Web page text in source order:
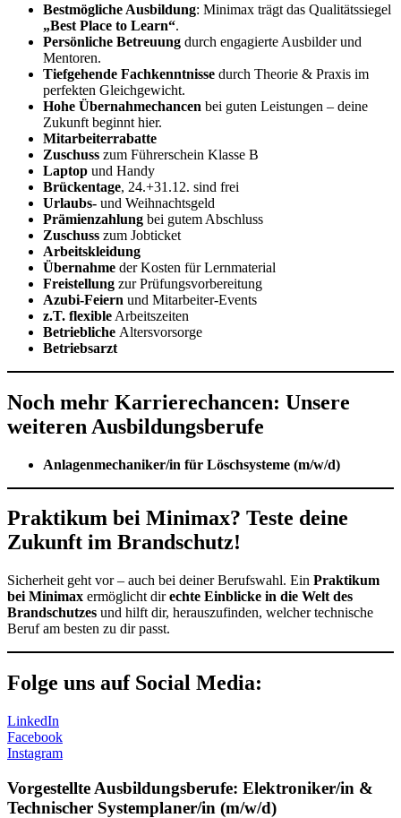
Bestmögliche Ausbildung: Minimax trägt das Qualitätssiegel
„Best Place to Learn“.
Persönliche Betreuung durch engagierte Ausbilder und
Mentoren.
Tiefgehende Fachkenntnisse durch Theorie & Praxis im
perfekten Gleichgewicht.
Hohe Übernahmechancen bei guten Leistungen – deine
Zukunft beginnt hier.
Mitarbeiterrabatte
Zuschuss zum Führerschein Klasse B
Laptop und Handy
Brückentage, 24.+31.12. sind frei
Urlaubs- und Weihnachtsgeld
Prämienzahlung bei gutem Abschluss
Zuschuss zum Jobticket
Arbeitskleidung
Übernahme der Kosten für Lernmaterial
Freistellung zur Prüfungsvorbereitung
Azubi-Feiern und Mitarbeiter-Events
z.T. flexible Arbeitszeiten
Betriebliche Altersvorsorge
Betriebsarzt
Noch mehr Karrierechancen: Unsere
weiteren Ausbildungsberufe
Anlagenmechaniker/in für Löschsysteme (m/w/d)
Praktikum bei Minimax? Teste deine
Zukunft im Brandschutz!
Sicherheit geht vor – auch bei deiner Berufswahl. Ein Praktikum
bei Minimax ermöglicht direchte Einblicke in die Welt des
Brandschutzes und hilft dir, herauszufinden, welcher technische
Beruf am besten zu dir passt.
Folge uns auf Social Media:
LinkedIn
Facebook
Instagram
Vorgestellte Ausbildungsberufe: Elektroniker/in &
Technischer Systemplaner/in (m/w/d)